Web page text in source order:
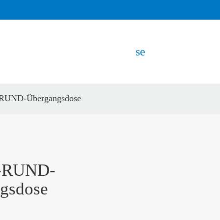
search
Übergangsdose